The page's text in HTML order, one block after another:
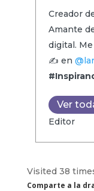
Creador
Amante
digital. Me
✍️ en
Ver
Editor
Visited 38
Comparte a la